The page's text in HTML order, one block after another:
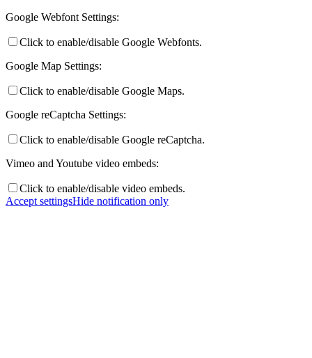
Google Webfont Settings:
Click to enable/disable Google Webfonts.
Google Map Settings:
Click to enable/disable Google Maps.
Google reCaptcha Settings:
Click to enable/disable Google reCaptcha.
Vimeo and Youtube video embeds:
Click to enable/disable video embeds.
Accept settingsHide notification only